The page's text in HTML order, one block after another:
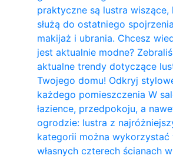
praktyczne są lustra wiszące,
służą do ostatniego
makijaż i ubrania. Chcesz
jest aktualnie modne?
aktualne trendy dotyczące
Twojego domu! Odkryj
każdego pomieszczenia W
łazience, przedpokoju, a
ogrodzie: lustra z
kategorii można wykorzystać
własnych czterech ścianach